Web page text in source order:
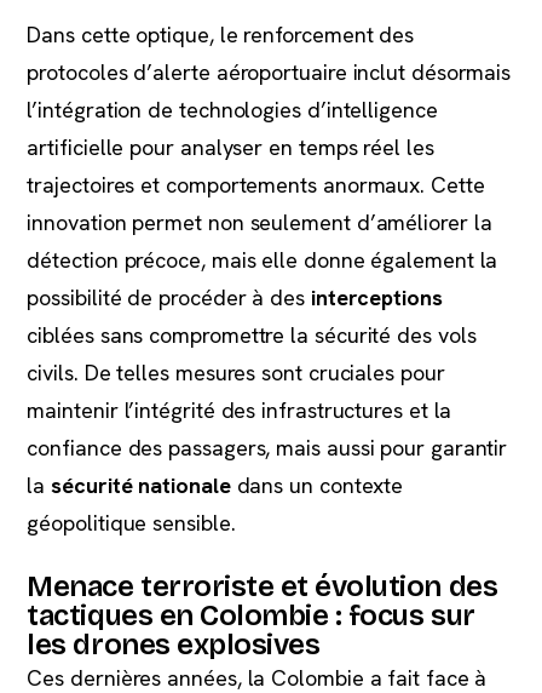
Dans cette optique, le renforcement des
protocoles d’alerte aéroportuaire inclut désormais
l’intégration de technologies d’intelligence
artificielle pour analyser en temps réel les
trajectoires et comportements anormaux. Cette
innovation permet non seulement d’améliorer la
détection précoce, mais elle donne également la
possibilité de procéder à des interceptions
ciblées sans compromettre la sécurité des vols
civils. De telles mesures sont cruciales pour
maintenir l’intégrité des infrastructures et la
confiance des passagers, mais aussi pour garantir
lasécurité nationaledans un contexte
géopolitique sensible.
Menace terroriste et évolution des
tactiques en Colombie : focus sur
les drones explosives
Ces dernières années, la Colombie a fait face à